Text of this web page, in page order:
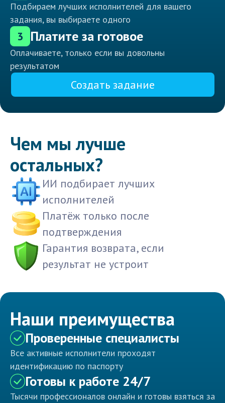
Подбираем лучших исполнителей для вашего
задания, вы выбираете одного
3 Платите за готовое
Оплачиваете, только если вы довольны
результатом
Создать задание
Чем мы лучше
остальных?
ИИ подбирает лучших
исполнителей
Платёж только после
подтверждения
Гарантия возврата, если
результат не устроит
Наши преимущества
Проверенные специалисты
Все активные исполнители проходят
идентификацию по паспорту
Готовы к работе 24/7
Тысячи профессионалов онлайн и готовы взяться за